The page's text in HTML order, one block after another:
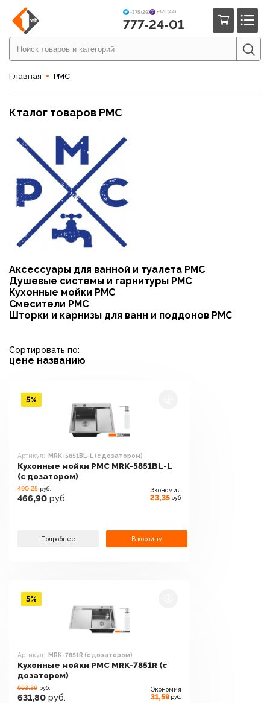
+375 (29) +375 (44)
777-24-01
Главная РМС
Кталог товаров РМС
Аксессуары для ванной и туалета РМС
Душевые системы и гарнитуры РМС
Кухонные мойки РМС
Смесители РМС
Шторки и карнизы для ванн и поддонов РМС
Сортировать по:
цене названию
Артикул: MRK-5851BL-L (с дозатором)
Кухонные мойки РМС MRK-5851BL-L
(с дозатором)
490.25 руб.
466,90 руб.
Экономия
23,35 руб.
Подробнее В корзину
5%
Артикул: MRK-7851R (с дозатором)
Кухонные мойки РМС MRK-7851R (с
дозатором)
663.39 руб.
631,80 руб.
Экономия
31,59 руб.
5%